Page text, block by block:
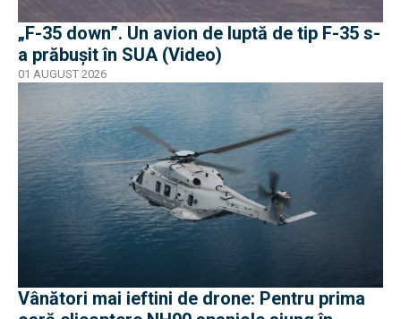
„F-35 down”. Un avion de luptă de tip F-35 s-
a prăbușit în SUA (Video)
01 AUGUST 2026
Vânători mai ieftini de drone: Pentru prima